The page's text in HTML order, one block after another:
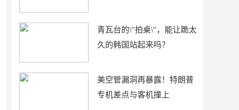
青瓦台的\"拍桌\"，能让跪太
久的韩国站起来吗？
美空管漏洞再暴露！特朗普
专机差点与客机撞上